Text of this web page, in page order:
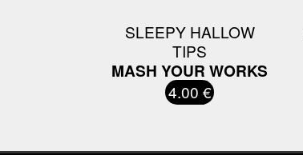
SLEEPY HALLOW
TIPS
MASH YOUR WORKS
4.00 €